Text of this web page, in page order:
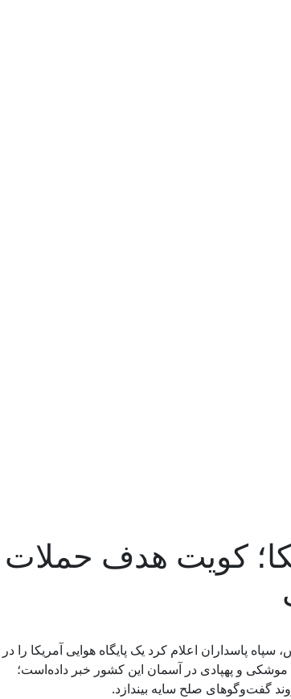
کویت هدف حملات
پاسداران اعلام کرد یک پایگاه هوایی آمریکا را در
و پهپادی در آسمان این کشور خبر داده‌است؛
گفت‌وگوهای صلح سایه بیندازد.